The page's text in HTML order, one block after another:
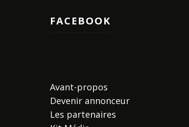
FACEBOOK
Avant-propos
Devenir annonceur
Les partenaires